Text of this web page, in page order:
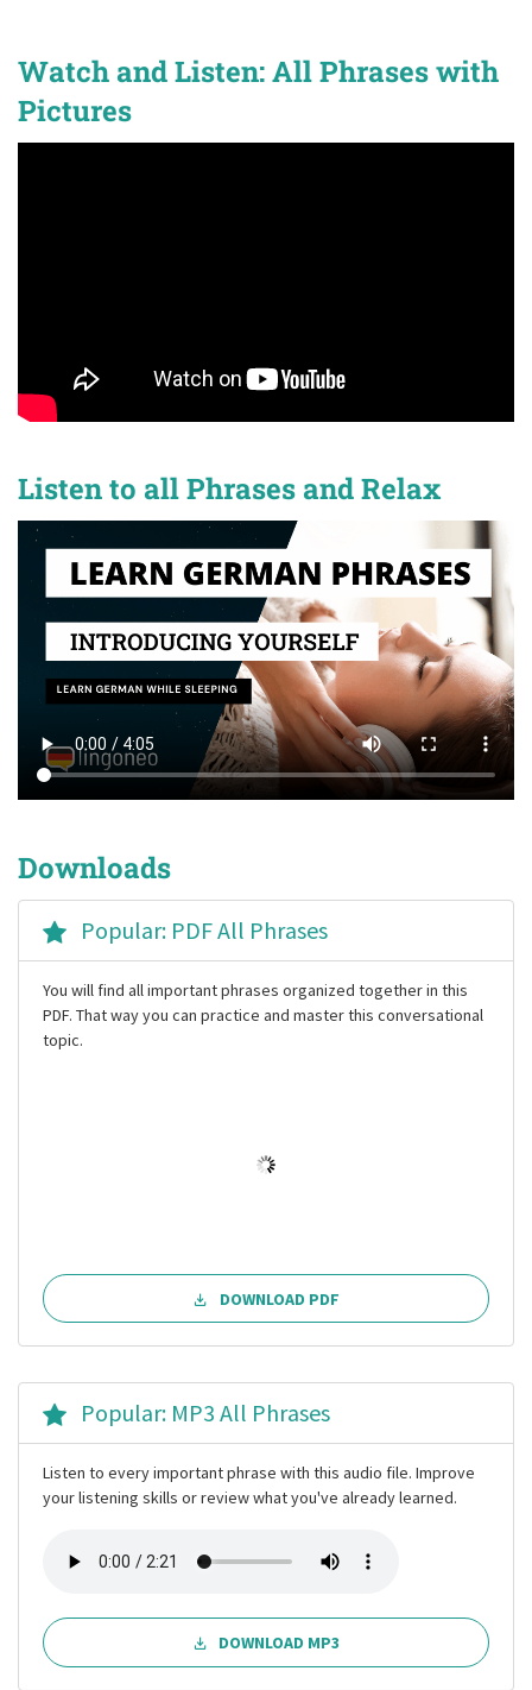
Watch and Listen: All Phrases with
Pictures
Listen to all Phrases and Relax
Downloads
Popular: PDF All Phrases
You will find all important phrases organized together in this
PDF. That way you can practice and master this conversational
topic.
DOWNLOAD PDF
Popular: MP3 All Phrases
Listen to every important phrase with this audio file. Improve
your listening skills or review what you've already learned.
DOWNLOAD MP3